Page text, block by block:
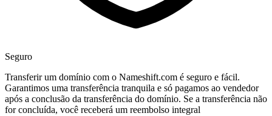
Seguro
Transferir um domínio com o Nameshift.com é seguro e fácil.
Garantimos uma transferência tranquila e só pagamos ao vendedor
após a conclusão da transferência do domínio. Se a transferência não
for concluída, você receberá um reembolso integral